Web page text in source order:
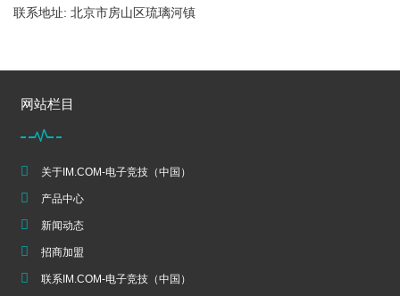
联系地址: 北京市房山区琉璃河镇
网站栏目
关于IM.COM-电子竞技（中国）
产品中心
新闻动态
招商加盟
联系IM.COM-电子竞技（中国）